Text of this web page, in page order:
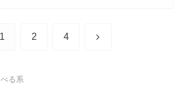
1 2 4 次
る系